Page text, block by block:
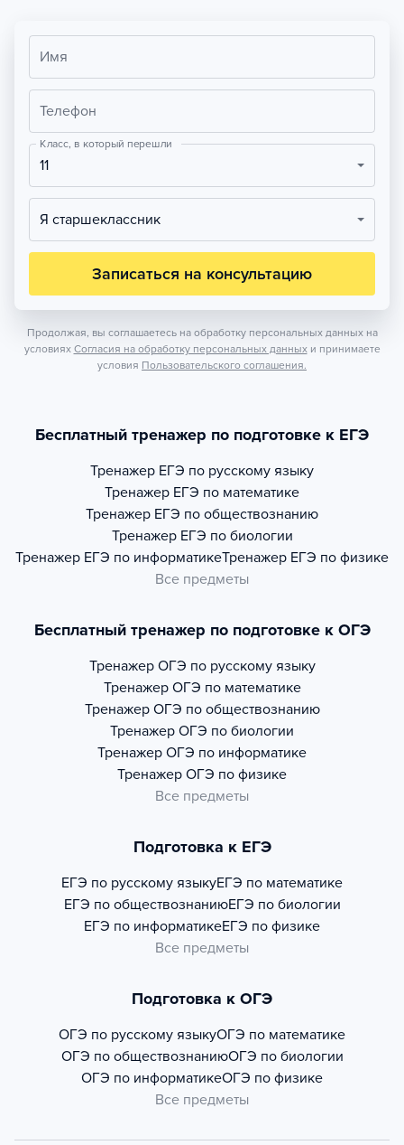
Имя
Телефон
Класс, в который перешли
11
Я старшеклассник
Записаться на консультацию
Продолжая, вы соглашаетесь на обработку персональных данных на
условиях Согласия на обработку персональных данных и принимаете
условия Пользовательского соглашения.
Бесплатный тренажер по подготовке к ЕГЭ
Тренажер ЕГЭ по русскому языку
Тренажер ЕГЭ по математике
Тренажер ЕГЭ по обществознанию
Тренажер ЕГЭ по биологии
Тренажер ЕГЭ по информатикеТренажер ЕГЭ по физике
Все предметы
Бесплатный тренажер по подготовке к ОГЭ
Тренажер ОГЭ по русскому языку
Тренажер ОГЭ по математике
Тренажер ОГЭ по обществознанию
Тренажер ОГЭ по биологии
Тренажер ОГЭ по информатике
Тренажер ОГЭ по физике
Все предметы
Подготовка к ЕГЭ
ЕГЭ по русскому языкуЕГЭ по математике
ЕГЭ по обществознаниюЕГЭ по биологии
ЕГЭ по информатикеЕГЭ по физике
Все предметы
Подготовка к ОГЭ
ОГЭ по русскому языкуОГЭ по математике
ОГЭ по обществознаниюОГЭ по биологии
ОГЭ по информатикеОГЭ по физике
Все предметы